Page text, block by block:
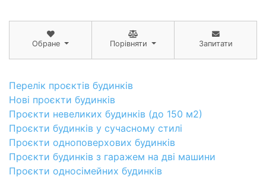
Обране Порівняти Запитати
Перелік проєктів будинків
Нові проєкти будинків
Проєкти невеликих будинків (до 150 м2)
Проєкти будинків у сучасному стилі
Проєкти одноповерхових будинків
Проєкти будинків з гаражем на дві машини
Проєкти односімейних будинків